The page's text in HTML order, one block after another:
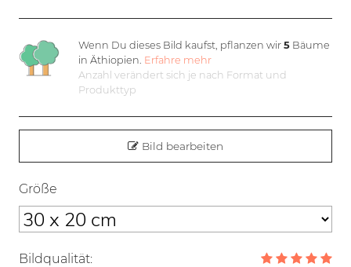
Wenn Du dieses Bild kaufst, pflanzen wir5 Bäume
in Äthiopien. Erfahre mehr
Anzahl verändert sich je nach Format und
Produkttyp
Bild bearbeiten
Größe
Bildqualität: